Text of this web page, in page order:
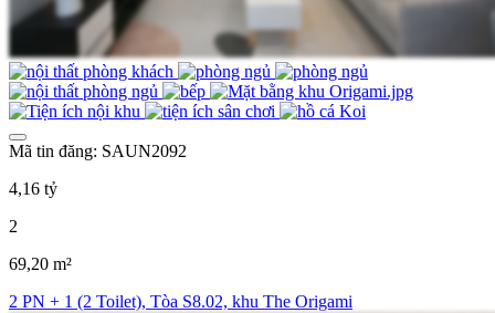
Mã tin đăng: SAUN2092
4,16 tỷ
2
69,20 m²
2 PN + 1 (2 Toilet), Tòa S8.02, khu The Origami